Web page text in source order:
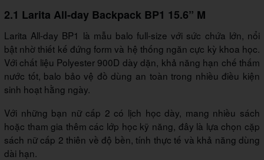
2.1 Larita All-day Backpack BP1 15.6” M
Larita All-day BP1 là mẫu balo full-size với sức chứa lớn, nổi
bật nhờ thiết kế đứng form và hệ thống ngăn cực kỳ khoa học.
Với chất liệu Polyester 900D dày dặn, khả năng hạn chế thấm
nước tốt, balo bảo vệ đồ dùng an toàn trong nhiều điều kiện
sinh hoạt hằng ngày.
Với những bạn nữ cấp 2 có lịch học dày, mang nhiều sách
hoặc tham gia thêm các lớp học kỹ năng, đây là lựa chọn cặp
sách nữ cấp 2 thiên về độ bền, tính thực tế và khả năng dùng
dài hạn.